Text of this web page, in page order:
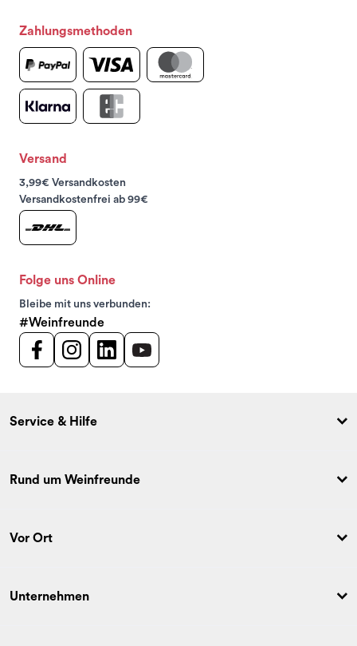
Zahlungsmethoden
Versand
3,99€ Versandkosten
Versandkostenfrei ab 99€
Folge uns Online
Bleibe mit uns verbunden:
#Weinfreunde
Service & Hilfe
Rund um Weinfreunde
Vor Ort
Unternehmen